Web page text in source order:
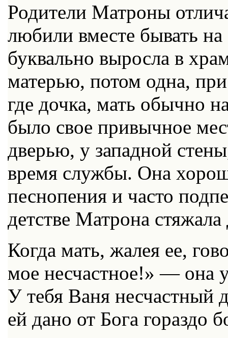
Родители Матроны
любили вместе бывать
буквально выросла в
матерью, потом одна,
где дочка, мать обычно
было свое привычное
дверью, у западной
время службы. Она
песнопения и часто
детстве Матрона
Когда мать, жалея ее,
мое несчастное!» — она
У тебя Ваня
ей дано от Бога гораздо